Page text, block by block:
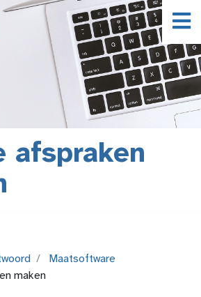
afspraken
Maatsoftware
maken